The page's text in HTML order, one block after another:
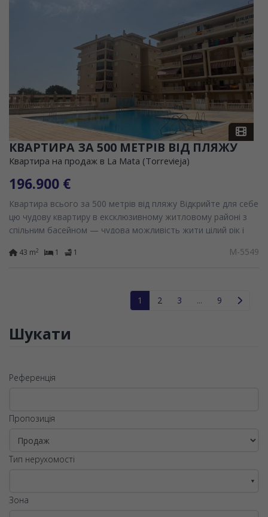
КВАРТИРА ЗА 500 МЕТРІВ ВІД ПЛЯЖУ
Квартира на продаж в La Mata (Torrevieja)
196.900 €
Квартира всього за 500 метрів від пляжу Відкрийте для себе
цю чудову квартиру в ексклюзивному житловому районі з
спільним басейном — чудова можливість жити цілий рік і
43 m2 1 1 M-5549
1 2 3 ... 9
Шукати
Референція
Пропозиція
Тип нерухомості
▼
Зона